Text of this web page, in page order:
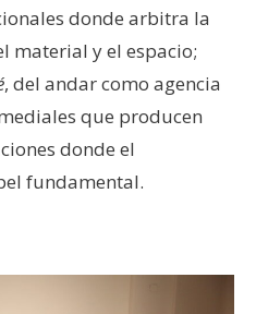
donde arbitra la
material y el espacio;
, del andar como agencia
que producen
donde el
fundamental.